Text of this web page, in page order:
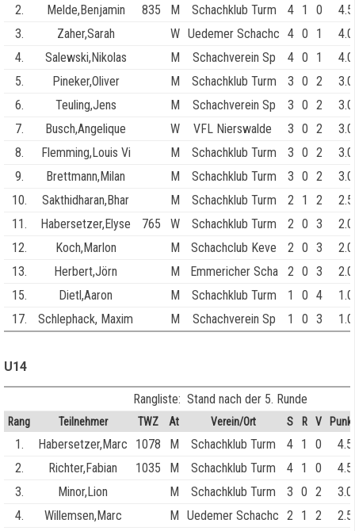
2.
Melde,Benjamin 835 M Schachklub Turm 4 1 0
4.5
3.
Zaher,Sarah W Uedemer Schachc 4 0 1
4.0
4.
Salewski,Nikolas M Schachverein Sp 4 0 1
4.0
5.
Pineker,Oliver M Schachklub Turm 3 0 2
3.0
6.
Teuling,Jens M Schachverein Sp 3 0 2
3.0
7.
Busch,Angelique W VFL Nierswalde 3 0 2
3.0
8.
Flemming,Louis Vi M Schachklub Turm 3 0 2
3.0
9.
Brettmann,Milan M Schachklub Turm 3 0 2
3.0
10.
Sakthidharan,Bhar M Schachklub Turm 2 1 2
2.5
11.
Habersetzer,Elyse 765 W Schachklub Turm 2 0 3
2.0
12.
Koch,Marlon M Schachclub Keve 2 0 3
2.0
13.
Herbert,Jörn M Emmericher Scha 2 0 3
2.0
15.
Dietl,Aaron M Schachklub Turm 1 0 4
1.0
17.
Schlephack, Maxim M Schachverein Sp 1 0 3 1.0
U14
Rangliste: Stand nach der 5. Runde
Rang Teilnehmer TWZ At Verein/Ort S R V
1. Habersetzer,Marc 1078 M Schachklub Turm 4 1 0
4.5
2.
Richter,Fabian 1035 M Schachklub Turm 4 1 0
4.5
3.
Minor,Lion M Schachklub Turm 3 0 2
3.0
4.
Willemsen,Marc M Uedemer Schachc 2 1 2
2.5